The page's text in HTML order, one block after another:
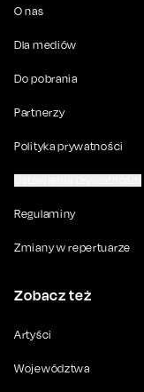
O nas
Dla mediów
Do pobrania
Partnerzy
Polityka prywatności
Regulaminy
Zmiany w repertuarze
Zobacz też
Artyści
Województwa